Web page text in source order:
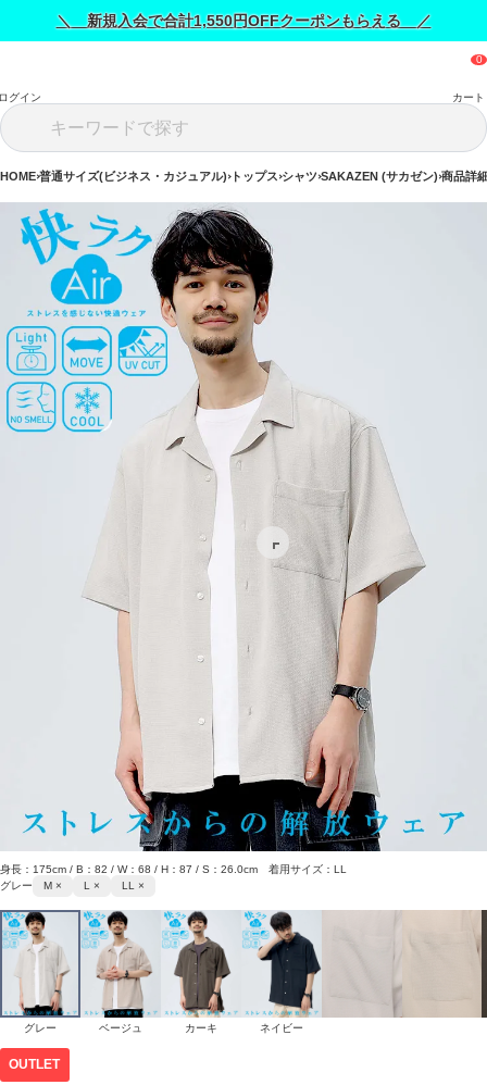
＼ 新規入会で合計1,550円OFFクーポンもらえる ／
グイン カート
HOME 普通サイズ(ビジネス・カジュアル) トップス シャツ SAKAZEN (サカゼン) 商品詳
OUTLET
身長：175cm / B：82 / W：68 / H：87 / S：26.0cm 着用サイズ：LL
グレー
M × L × LL ×
グレー ベージュ カーキ ネイビー